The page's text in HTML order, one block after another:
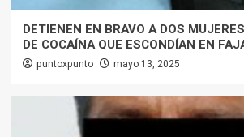
DETIENEN EN BRAVO A DOS
DE COCAÍNA QUE ESCONDÍAN EN
puntoxpunto mayo 13, 2025